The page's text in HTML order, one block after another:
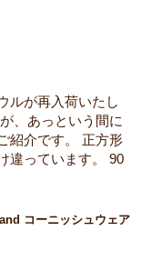
ルが再入荷いたし
、あっという間に
紹介です。 正方形
違っています。 90
コーニッシュウェア